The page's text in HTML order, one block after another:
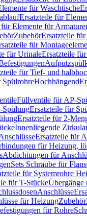
für Waschtische
Ersatzteile für
Elemente für
ZubehörErsatzteile
für
für UrinaleErsatzteile
für Tief- und
SpülrohreHochhängend
Füllventile für AP-
SpülungErsatzteile für
Ersatzteile für 2-
Innenliegende
Ersatzteile für
für Heizung,
Abdichtungen für
Sets Schraube für
für Systemrohre
für T-StückeÜbergänge
Anschlüsse
für HeizungZubehör
für Rohre